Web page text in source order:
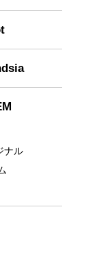
ナル
活力剤
デザイン雑